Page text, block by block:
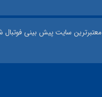
معتبر‌ترین سایت پیش بینی‌ فوتبال